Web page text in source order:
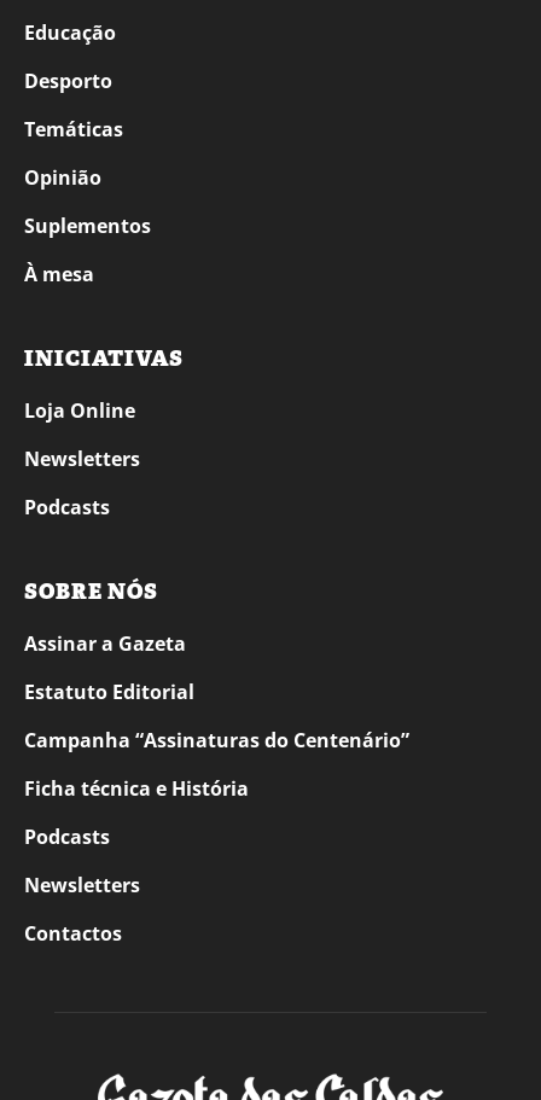
Educação
Desporto
Temáticas
Opinião
Suplementos
À mesa
INICIATIVAS
Loja Online
Newsletters
Podcasts
SOBRE NÓS
Assinar a Gazeta
Estatuto Editorial
Campanha “Assinaturas do Centenário”
Ficha técnica e História
Podcasts
Newsletters
Contactos